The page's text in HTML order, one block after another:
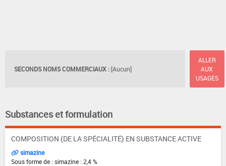
SECONDS NOMS COMMERCIAUX : [Aucun]
ALLER
AUX
USAGES
Substances et formulation
COMPOSITION (DE LA SPÉCIALITÉ) EN SUBSTANCE ACTIVE
simazine
Sous forme de : simazine : 2,4 %